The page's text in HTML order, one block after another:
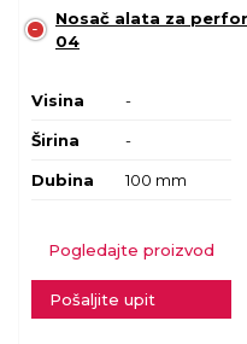
Nosač alata za
04
Visina -
Širina -
Dubina 100 mm
Pogledajte proizvod
Pošaljite upit